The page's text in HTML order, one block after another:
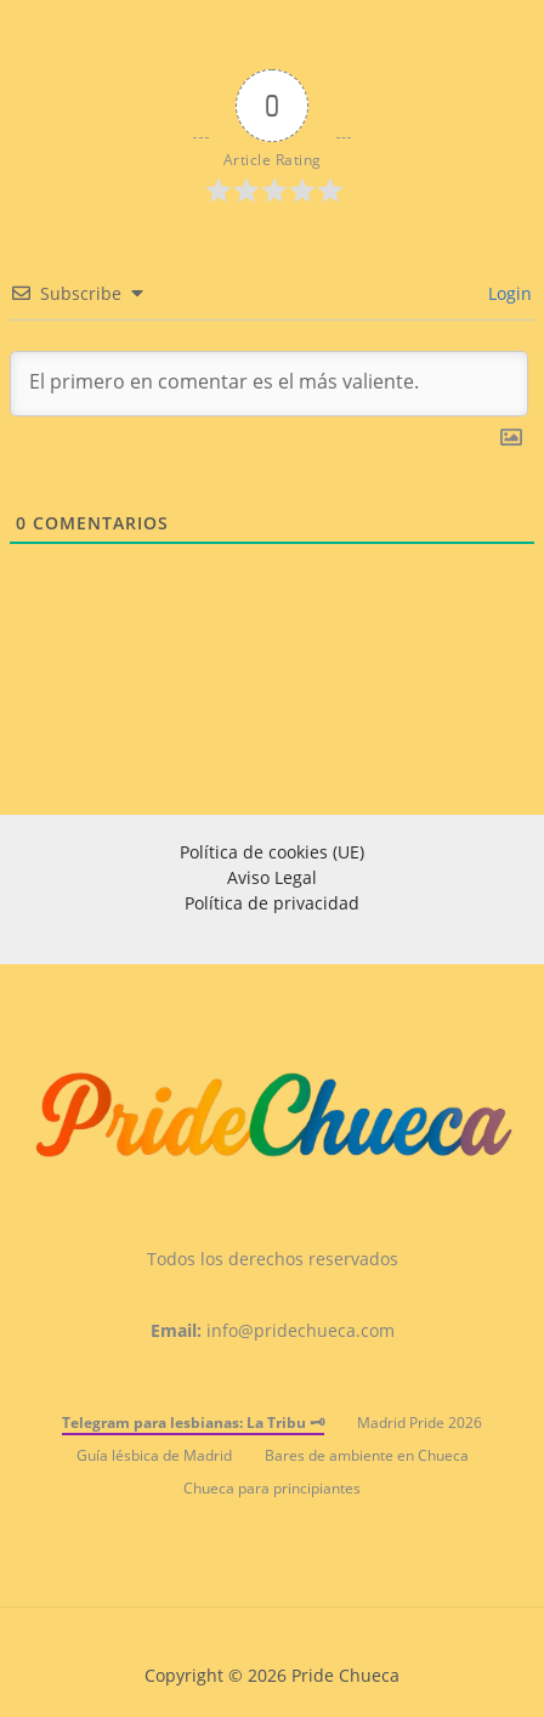
0
Article Rating
Subscribe Login
0 COMENTARIOS
Política de cookies (UE)
Aviso Legal
Política de privacidad
Todos los derechos reservados
Email: info@pridechueca.com
Telegram para lesbianas: La Tribu 🗝️
Madrid Pride 2026
Guía lésbica de Madrid
Bares de ambiente en Chueca
Chueca para principiantes
Copyright © 2026 Pride Chueca